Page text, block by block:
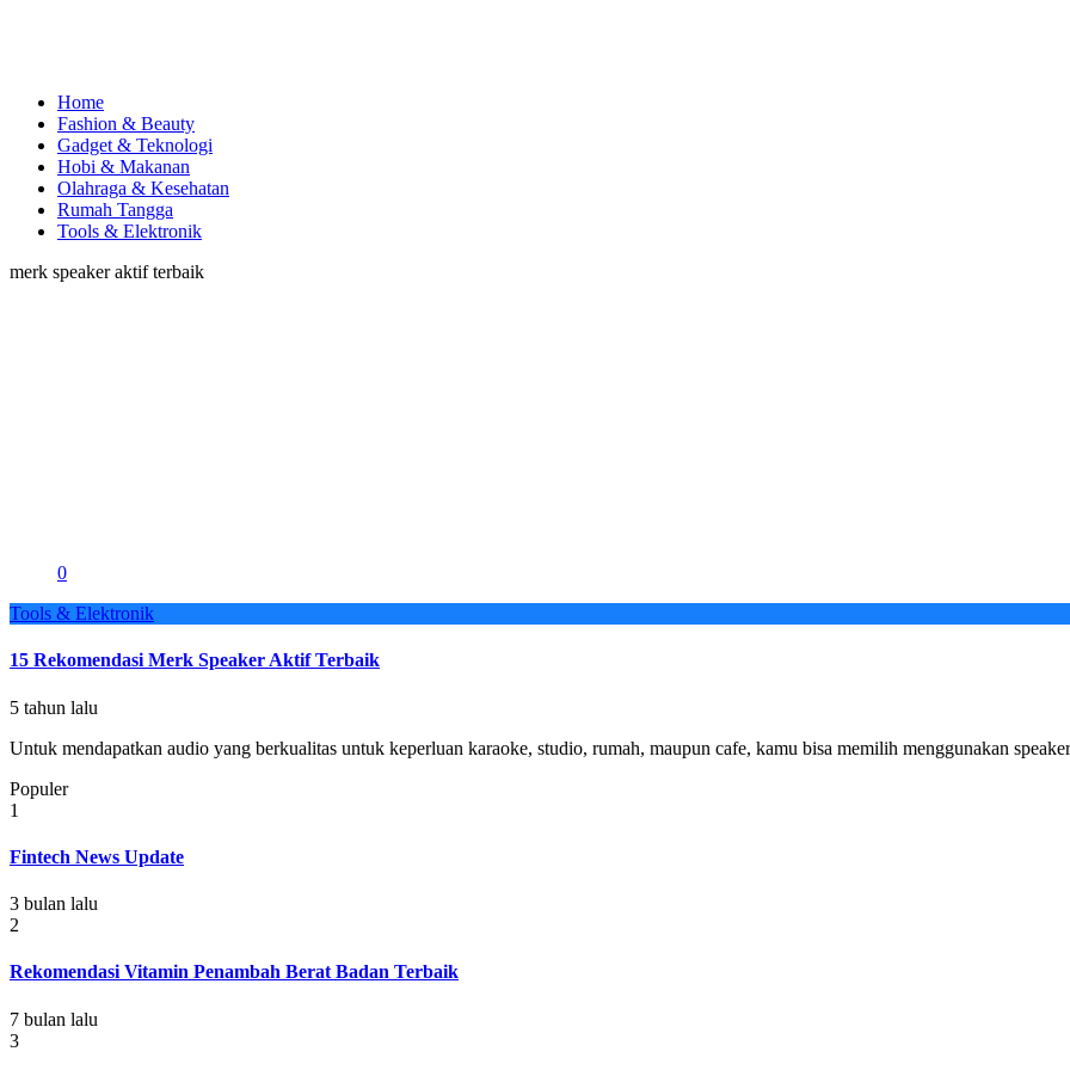
Home
Fashion & Beauty
Gadget & Teknologi
Hobi & Makanan
Olahraga & Kesehatan
Rumah Tangga
Tools & Elektronik
merk speaker aktif terbaik
0
Tools & Elektronik
15 Rekomendasi Merk Speaker Aktif Terbaik
5 tahun lalu
Untuk mendapatkan audio yang berkualitas untuk keperluan karaoke, studio, rumah, maupun cafe, kamu bisa memilih menggunakan
Populer
1
Fintech News Update
3 bulan lalu
2
Rekomendasi Vitamin Penambah Berat Badan Terbaik
7 bulan lalu
3